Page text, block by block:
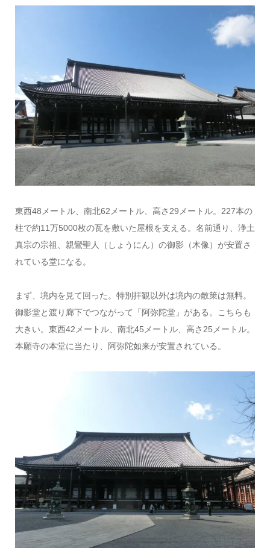
東西48メートル、南北62メートル、高さ29メートル。227本の
柱で約11万5000枚の瓦を敷いた屋根を支える。名前通り、浄土
真宗の宗祖、親鸞聖人（しょうにん）の御影（木像）が安置さ
れている堂になる。
まず、境内を見て回った。特別拝観以外は境内の散策は無料。
御影堂と渡り廊下でつながって「阿弥陀堂」がある。こちらも
大きい。東西42メートル、南北45メートル、高さ25メートル。
本願寺の本堂に当たり、阿弥陀如来が安置されている。